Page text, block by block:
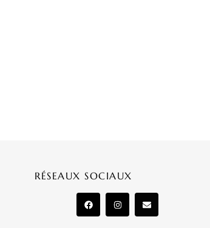
RÉSEAUX SOCIAUX